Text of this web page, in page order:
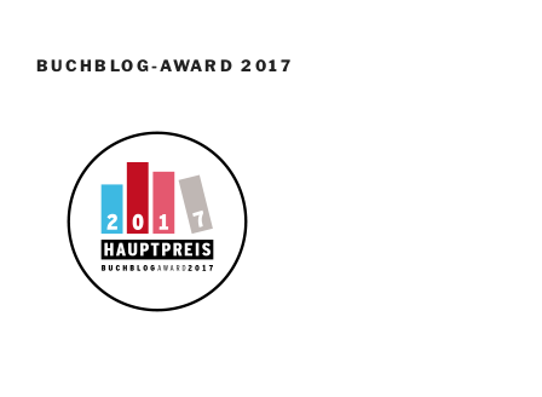
BUCHBLOG-AWARD 2017